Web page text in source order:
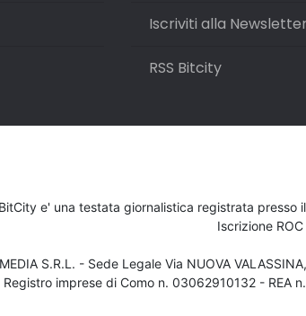
Iscriviti alla Newsletter
RSS Bitcity
BitCity e' una testata giornalistica registrata presso
Iscrizione
S.R.L. - Sede Legale Via NUOVA
Registro imprese di Como n. 03062910132 - REA